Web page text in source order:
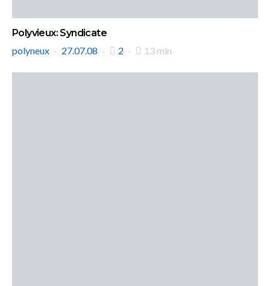
Polyvieux: Syndicate
polyneux
27.07.08 2 13 min